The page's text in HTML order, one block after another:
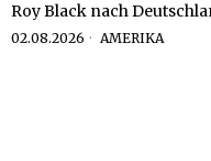
Roy Black nach
02.08.2026 AMERIKA